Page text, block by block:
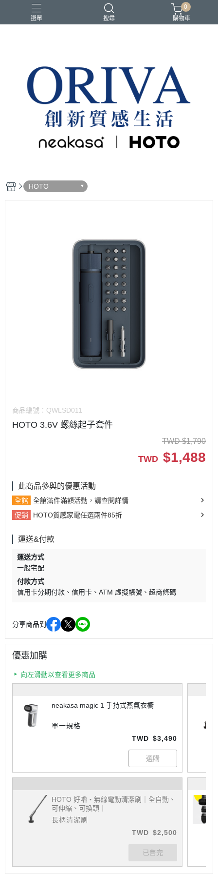
選單 搜尋
0
購物車
HOTO
商品編號： QWLSD011
HOTO 3.6V 螺絲起子套件
TWD $1,790
TWD $1,488
此商品參與的優惠活動
全館
全館滿件滿額活動，請查閱詳情
促銷
HOTO質感家電任選兩件85折
運送&付款
運送方式
一般宅配
付款方式
信用卡分期付款
信用卡 ATM 虛擬帳號 超商條碼
分享商品到
優惠加購
向左滑動以查看更多商品
neakasa magic 1 手持式蒸氣衣櫥
單一規格
TWD $3,490
HOTO 好嚕・無線電動清潔刷｜全自動、
可伸縮、可換頭｜
長柄清潔刷
TWD $2,500